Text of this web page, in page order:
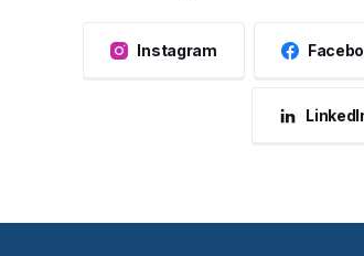
Instagram